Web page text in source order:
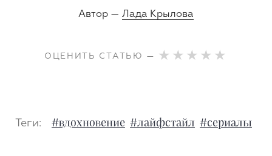
Автор — Лада Крылова
ОЦЕНИТЬ СТАТЬЮ —
Теги: #вдохновение #лайфстайл #сериалы